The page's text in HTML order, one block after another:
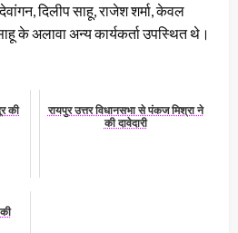
दिलीप साहू, राजेश शर्मा, केवल
के अलावा अन्य कार्यकर्ता उपस्थित थे।
की
रायपुर उत्तर विधानसभा से पंकज मिश्रा ने
की दावेदारी